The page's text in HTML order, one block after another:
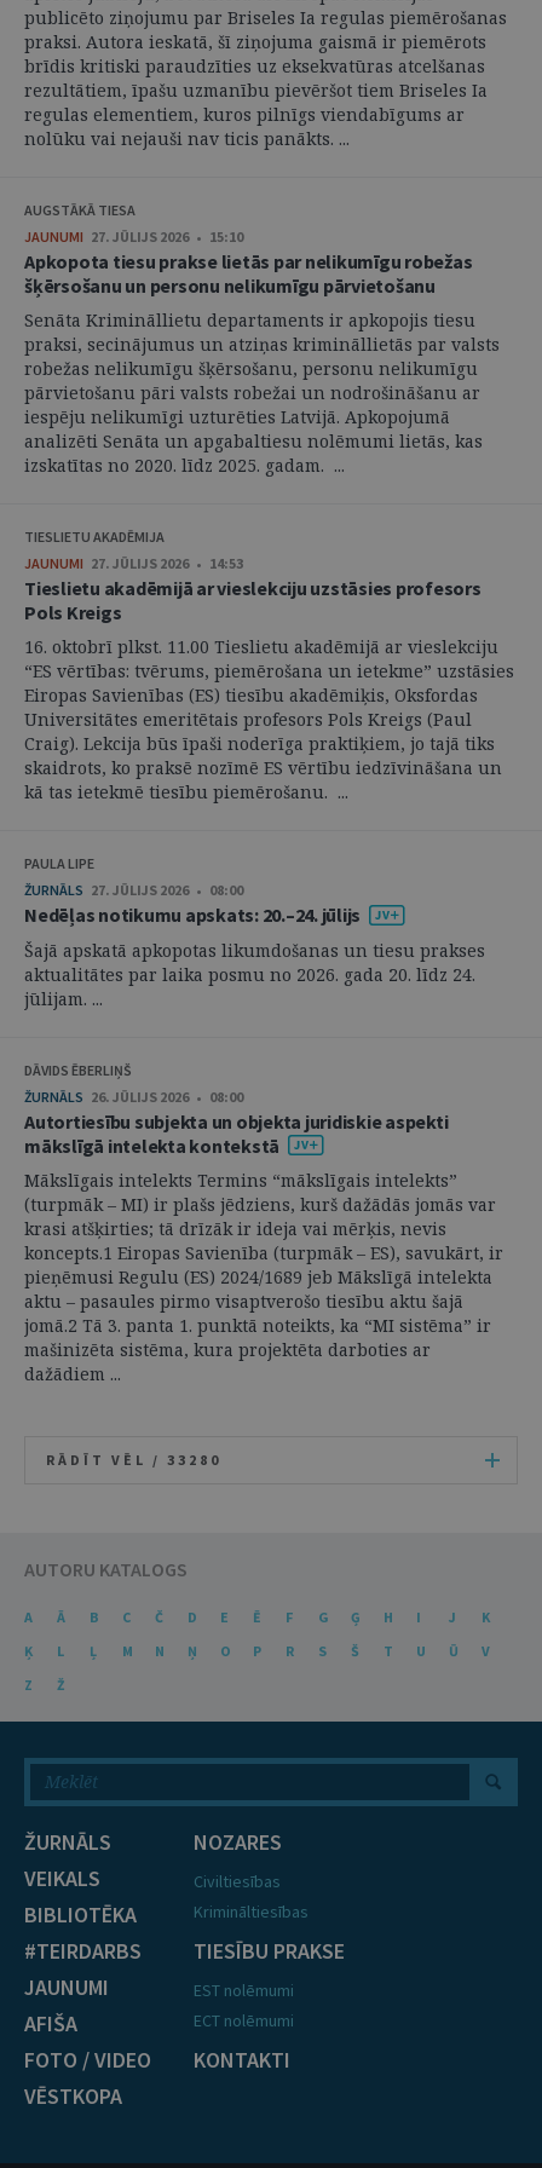
publicēto ziņojumu par Briseles Ia regulas piemērošanas
praksi. Autora ieskatā, šī ziņojuma gaismā ir piemērots
brīdis kritiski paraudzīties uz eksekvatūras atcelšanas
rezultātiem, īpašu uzmanību pievēršot tiem Briseles Ia
regulas elementiem, kuros pilnīgs viendabīgums ar
nolūku vai nejauši nav ticis panākts. ...
AUGSTĀKĀ TIESA
JAUNUMI 27. JŪLIJS 2026 • 15:10
Apkopota tiesu prakse lietās par nelikumīgu robežas
šķērsošanu un personu nelikumīgu pārvietošanu
Senāta Krimināllietu departaments ir apkopojis tiesu
praksi, secinājumus un atziņas krimināllietās par valsts
robežas nelikumīgu šķērsošanu, personu nelikumīgu
pārvietošanu pāri valsts robežai un nodrošināšanu ar
iespēju nelikumīgi uzturēties Latvijā. Apkopojumā
analizēti Senāta un apgabaltiesu nolēmumi lietās, kas
izskatītas no 2020. līdz 2025. gadam. ...
TIESLIETU AKADĒMIJA
JAUNUMI 27. JŪLIJS 2026 • 14:53
Tieslietu akadēmijā ar vieslekciju uzstāsies profesors
Pols Kreigs
16. oktobrī plkst. 11.00 Tieslietu akadēmijā ar vieslekciju
“ES vērtības: tvērums, piemērošana un ietekme” uzstāsies
Eiropas Savienības (ES) tiesību akadēmiķis, Oksfordas
Universitātes emeritētais profesors Pols Kreigs (Paul
Craig). Lekcija būs īpaši noderīga praktiķiem, jo tajā tiks
skaidrots, ko praksē nozīmē ES vērtību iedzīvināšana un
kā tas ietekmē tiesību piemērošanu. ...
PAULA LIPE
ŽURNĀLS 27. JŪLIJS 2026 • 08:00
Nedēļas notikumu apskats: 20.–24. jūlijs
Šajā apskatā apkopotas likumdošanas un tiesu prakses
aktualitātes par laika posmu no 2026. gada 20. līdz 24.
jūlijam. ...
DĀVIDS ĒBERLIŅŠ
ŽURNĀLS 26. JŪLIJS 2026 • 08:00
Autortiesību subjekta un objekta juridiskie aspekti
mākslīgā intelekta kontekstā
Mākslīgais intelekts Termins “mākslīgais intelekts”
(turpmāk – MI) ir plašs jēdziens, kurš dažādās jomās var
krasi atšķirties; tā drīzāk ir ideja vai mērķis, nevis
koncepts.1 Eiropas Savienība (turpmāk – ES), savukārt, ir
pieņēmusi Regulu (ES) 2024/1689 jeb Mākslīgā intelekta
aktu – pasaules pirmo visaptverošo tiesību aktu šajā
jomā.2 Tā 3. panta 1. punktā noteikts, ka “MI sistēma” ir
mašinizēta sistēma, kura projektēta darboties ar
dažādiem ...
RĀDĪT VĒL / 33280
AUTORU KATALOGS
A Ā B C Č D E Ē F G Ģ H I J
K
Ķ
L Ļ M N Ņ O P R S Š T U Ū
V
Z
Ž
ŽURNĀLS
VEIKALS
BIBLIOTĒKA
#TEIRDARBS
JAUNUMI
AFIŠA
FOTO / VIDEO
VĒSTKOPA
NOZARES
Civiltiesības
Krimināltiesības
TIESĪBU PRAKSE
EST nolēmumi
ECT nolēmumi
KONTAKTI